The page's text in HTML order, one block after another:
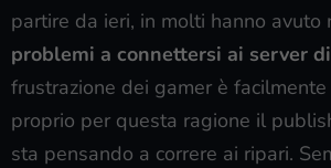
partire da ieri, in molti hanno avuto
problemi a connettersi ai server
frustrazione dei gamer è
proprio per questa ragione il
sta pensando a correre ai ripari.